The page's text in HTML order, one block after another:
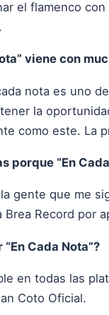
el flamenco
viene con
nota es uno
la
como este. La
porque “En
gente que me
Record por
Cada Nota”?
en todas las
Coto Oficial.